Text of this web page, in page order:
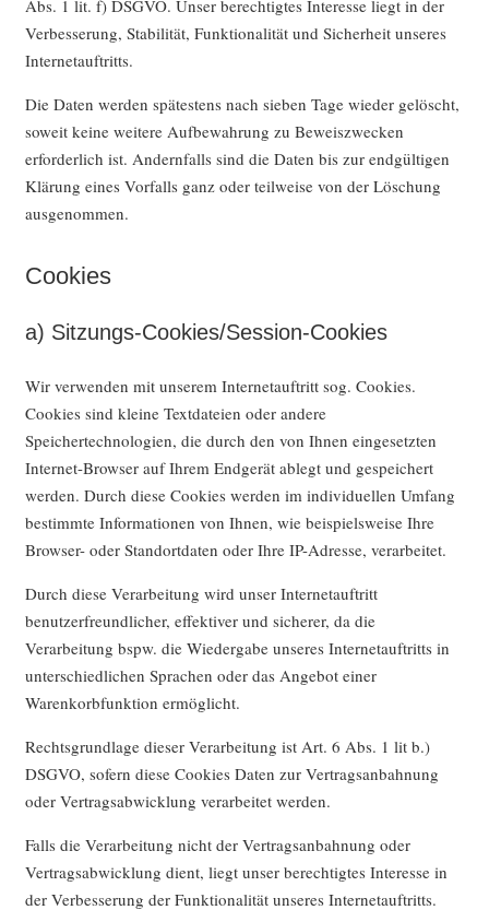
Abs. 1 lit. f) DSGVO. Unser berechtigtes Interesse liegt in der
Verbesserung, Stabilität, Funktionalität und Sicherheit unseres
Internetauftritts.
Die Daten werden spätestens nach sieben Tage wieder gelöscht,
soweit keine weitere Aufbewahrung zu Beweiszwecken
erforderlich ist. Andernfalls sind die Daten bis zur endgültigen
Klärung eines Vorfalls ganz oder teilweise von der Löschung
ausgenommen.
Cookies
a) Sitzungs-Cookies/Session-Cookies
Wir verwenden mit unserem Internetauftritt sog. Cookies.
Cookies sind kleine Textdateien oder andere
Speichertechnologien, die durch den von Ihnen eingesetzten
Internet-Browser auf Ihrem Endgerät ablegt und gespeichert
werden. Durch diese Cookies werden im individuellen Umfang
bestimmte Informationen von Ihnen, wie beispielsweise Ihre
Browser- oder Standortdaten oder Ihre IP-Adresse, verarbeitet.
Durch diese Verarbeitung wird unser Internetauftritt
benutzerfreundlicher, effektiver und sicherer, da die
Verarbeitung bspw. die Wiedergabe unseres Internetauftritts in
unterschiedlichen Sprachen oder das Angebot einer
Warenkorbfunktion ermöglicht.
Rechtsgrundlage dieser Verarbeitung ist Art. 6 Abs. 1 lit b.)
DSGVO, sofern diese Cookies Daten zur Vertragsanbahnung
oder Vertragsabwicklung verarbeitet werden.
Falls die Verarbeitung nicht der Vertragsanbahnung oder
Vertragsabwicklung dient, liegt unser berechtigtes Interesse in
der Verbesserung der Funktionalität unseres Internetauftritts.